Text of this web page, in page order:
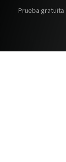
Prueba gratuita